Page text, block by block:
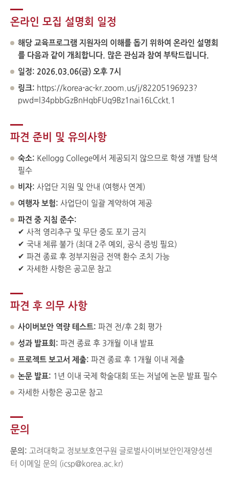
온라인 모집 설명회 일정
해당 교육프로그램 지원자의 이해를 돕기 위하여 온라인 설명회
를 다음과 같이 개최합니다. 많은 관심과 참여 부탁드립니다.
일정: 2026.03.06(금) 오후 7시
링크: https://korea-ac-kr.zoom.us/j/82205196923?
pwd=l34pbbGzBnHqbFUq9Bz1nai16LCckt.1
파견 준비 및 유의사항
숙소: Kellogg College에서 제공되지 않으므로 학생 개별 탐색
필수
비자: 사업단 지원 및 안내 (여행사 연계)
여행자 보험: 사업단이 일괄 계약하여 제공
파견 중 지침 준수:
✔ 사적 영리추구 및 무단 중도 포기 금지
✔ 국내 체류 불가 (최대 2주 예외, 공식 증빙 필요)
✔ 파견 종료 후 정부지원금 전액 환수 조치 가능
✔ 자세한 사항은 공고문 참고
파견 후 의무 사항
사이버보안 역량 테스트: 파견 전/후 2회 평가
성과 발표회: 파견 종료 후 3개월 이내 발표
프로젝트 보고서 제출: 파견 종료 후 1개월 이내 제출
논문 발표: 1년 이내 국제 학술대회 또는 저널에 논문 발표 필수
자세한 사항은 공고문 참고
문의
문의: 고려대학교 정보보호연구원 글로벌사이버보안인재양성센
터 이메일 문의 (icsp@korea.ac.kr)